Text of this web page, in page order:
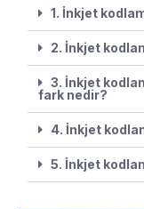
1. İnkjet
2. İnkjet
3. İnkjet
fark nedir?
4. İnkjet
5. İnkjet